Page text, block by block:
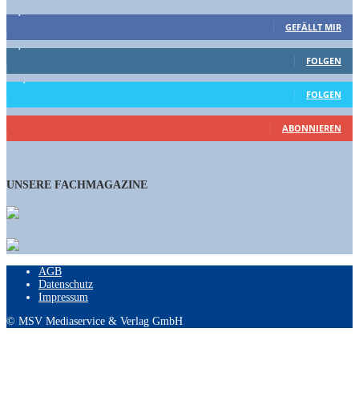
GEFÄLLT MIR
1,662 Follower
FOLGEN
15,658 Follower
FOLGEN
460 Abonnenten
ABONNIEREN
UNSERE FACHMAGAZINE
AGB
Datenschutz
Impressum
© MSV Mediaservice & Verlag GmbH